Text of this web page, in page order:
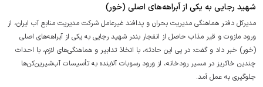
شهید رجایی به یکی از آبراهه‌های اصلی (خور)
مدیرکل دفتر هماهنگی مدیریت بحران و پدافند غیرعامل شرکت مدیریت منابع آب ایران، از
ورود مازوت و قیر مذاب حاصل از انفجار بندر شهید رجایی به یکی از آبراهه‌های اصلی
(خور) خبر داد و گفت: در پی این حادثه، با اتخاذ تدابیر و هماهنگی‌های لازم، با احداث
چندین خاکریز در مسیر رودخانه، از ورود رسوبات آلاینده به تأسیسات آب‌شیرین‌کن‌ها
جلوگیری به عمل آمد.